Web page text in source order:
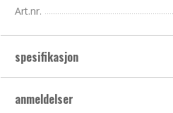
Art.nr.
spesifikasjon
anmeldelser